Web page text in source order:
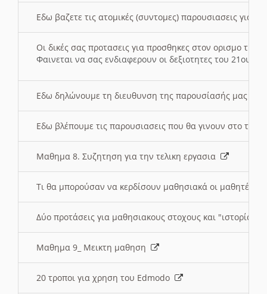
Εδω βαζετε τις ατομικές (συντομες) παρουσιασεις για
Οι δικές σας προτασεις για προσθηκες στον ορισμο
Φαινεται να σας ενδιαφερουν οι δεξιοτητες του 21ου
Εδω δηλώνουμε τη διευθυνση της παρουσίασής μας
Εδω βλέπουμε τις παρουσιασεις που θα γινουν στο
Μαθημα 8. Συζητηση για την τελικη εργασια
Τι θα μπορούσαν να κερδίσουν μαθησιακά οι μαθητές/
Δύο προτάσεις για μαθησιακους στοχους και "ιστορία"
Μαθημα 9_ Μεικτη μαθηση
20 τροποι για χρηση του Edmodo